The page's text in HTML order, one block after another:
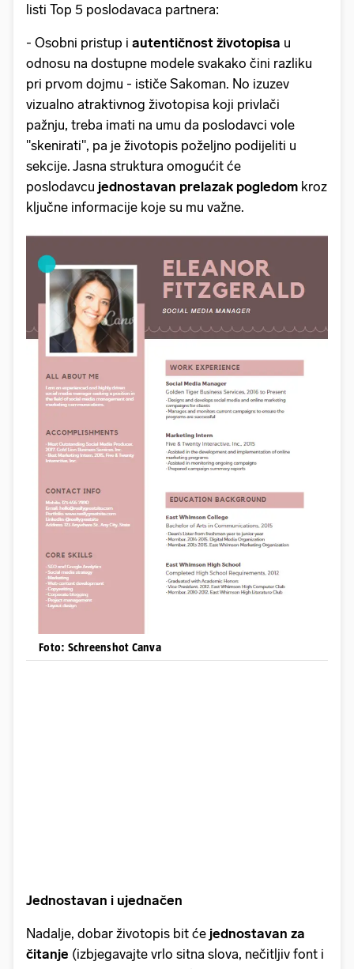
listi Top 5 poslodavaca partnera:
- Osobni pristup i autentičnost životopisa u
odnosu na dostupne modele svakako čini razliku
pri prvom dojmu - ističe Sakoman. No izuzev
vizualno atraktivnog životopisa koji privlači
pažnju, treba imati na umu da poslodavci vole
"skenirati", pa je životopis poželjno podijeliti u
sekcije. Jasna struktura omogućit će
poslodavcu jednostavan prelazak pogledom kroz
ključne informacije koje su mu važne.
Foto: Schreenshot Canva
Jednostavan i ujednačen
Nadalje, dobar životopis bit će jednostavan za
čitanje (izbjegavajte vrlo sitna slova, nečitljiv font i